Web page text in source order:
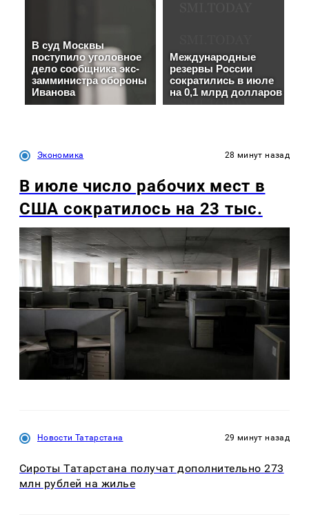
Экономика 28 минут назад
В июле число рабочих мест в
США сократилось на 23 тыс.
Новости Татарстана 29 минут назад
Сироты Татарстана получат дополнительно 273
млн рублей на жилье